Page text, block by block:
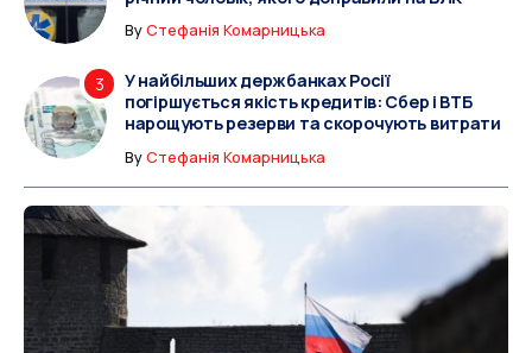
ByСтефанія Комарницька
У найбільших держбанках Росії
погіршується якість кредитів: Сбер і ВТБ
нарощують резерви та скорочують витрати
ByСтефанія Комарницька